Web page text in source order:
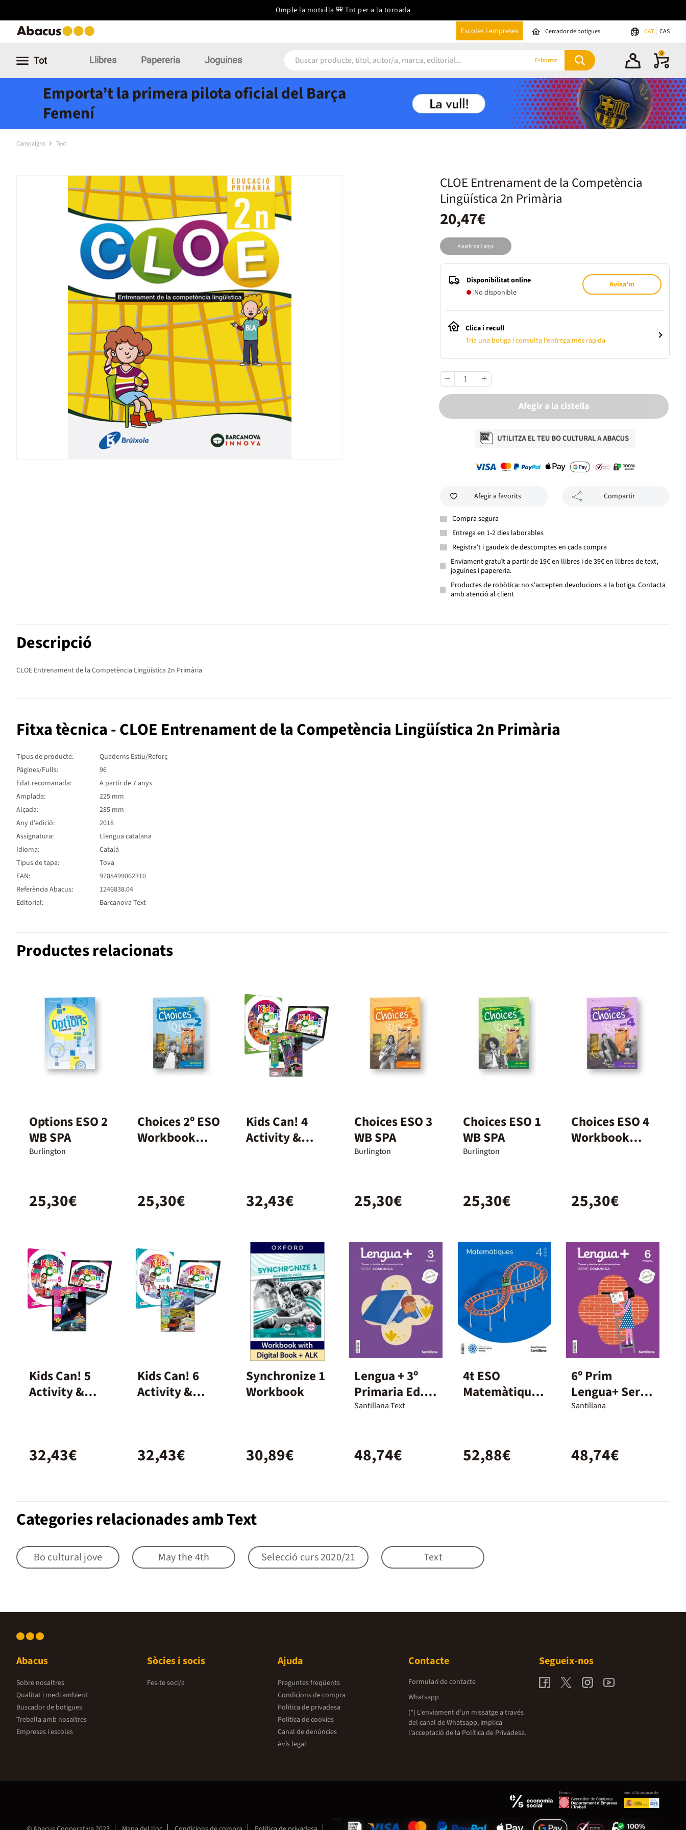
Omple la motxilla 🎒 Tot per a la tornada
Escoles i empreses Cercador de botigues CAT CAS
Tot Llibres Papereria Joguines Esborrar
0
Emporta’t la primera pilota oficial del Barça
Femení
Campaigns Text
CLOE Entrenament de la Competència
Lingüística 2n Primària
20,47€
A partir de 7 anys
Disponibilitat online
No disponible
Avisa'm
Clica i recull
Tria una botiga i consulta l’entrega més ràpida
Afegir a la cistella
Afegir a favorits Compartir
Compra segura
Entrega en 1-2 dies laborables
Registra't i gaudeix de descomptes en cada compra
Enviament gratuït a partir de 19€ en llibres i de 39€ en llibres de text,
joguines i papereria.
Productes de robòtica: no s'accepten devolucions a la botiga. Contacta
amb atenció al client
Descripció
CLOE Entrenament de la Competència Lingüística 2n Primària
Fitxa tècnica - CLOE Entrenament de la Competència Lingüística 2n Primària
Tipus de producte:
Quaderns Estiu/Reforç
Pàgines/Fulls:
96
Edat recomanada:
A partir de 7 anys
Amplada:
225 mm
Alçada:
285 mm
Any d'edició:
2018
Assignatura:
Llengua catalana
Idioma:
Català
Tipus de tapa:
Tova
EAN:
9788499062310
Referència Abacus:
1246838.04
Editorial:
Barcanova Text
Productes relacionats
Options ESO 2
WB SPA
Burlington
25,30€
Choices 2º ESO
Workbook
25,30€
Kids Can! 4
Activity &
32,43€
Choices ESO 3
WB SPA
Burlington
25,30€
Choices ESO 1
WB SPA
Burlington
25,30€
Choices ESO 4
Workbook
25,30€
Kids Can! 5
Activity &
32,43€
Kids Can! 6
Activity &
32,43€
Synchronize 1
Workbook
30,89€
Lengua + 3º
Primaria Ed.
Santillana
Santillana Text
48,74€
4t ESO
Matemàtiques
52,88€
6º Prim
Lengua+ Serie
Comunica
Santillana
48,74€
Categories relacionades amb Text
Bo cultural jove May the 4th Selecció curs 2020/21 Text
Abacus
Sobre nosaltres
Qualitat i medi ambient
Buscador de botigues
Treballa amb nosaltres
Empreses i escoles
Sòcies i socis
Fes-te soci/a
Ajuda
Preguntes freqüents
Condicions de compra
Política de privadesa
Política de cookies
Canal de denúncies
Avís legal
Contacte
Formulari de contacte
Whatsapp
(*) L'enviament d’un missatge a través
del canal de Whatsapp, implica
l'acceptació de la Política de Privadesa.
Segueix-nos
Promou: Amb el finançament de: